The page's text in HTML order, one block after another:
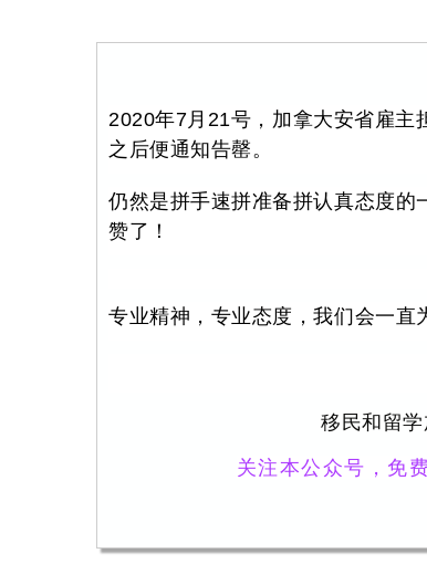
2020年7月21号，加拿大安省雇主
之后便通知告罄。
仍然是拼手速拼准备拼认真态度
赞了！
专业精神，专业态度，我们会一直
移民和留
关注本公众号，免